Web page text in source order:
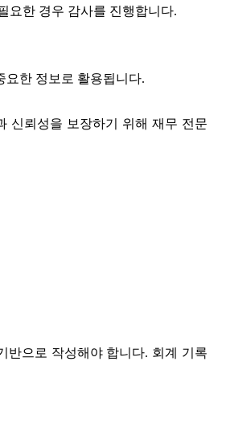
요한 경우 감사를 진행합니다.
요한 정보로 활용됩니다.
신뢰성을 보장하기 위해 재무 전문
반으로 작성해야 합니다. 회계 기록